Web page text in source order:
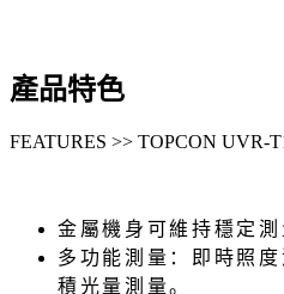
產品特色
FEATURES >> TOPCON UVR-
金屬機身可維持穩定測
多功能測量：即時照
積光量測量。